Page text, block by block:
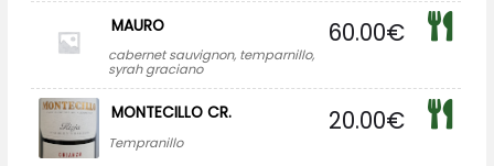
MAURO
cabernet sauvignon, temparnillo,
syrah graciano
60.00€
MONTECILLO CR.
Tempranillo
20.00€